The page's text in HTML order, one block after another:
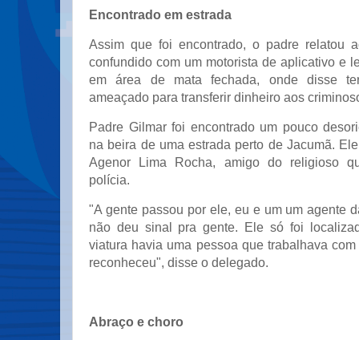
Encontrado em estrada
Assim que foi encontrado, o padre relatou
confundido com um motorista de aplicativo e
em área de mata fechada, onde disse
ameaçado para transferir dinheiro aos
Padre Gilmar foi encontrado um pouco
na beira de uma estrada perto de Jacumã.
Agenor Lima Rocha, amigo do religioso
polícia.
"A gente passou por ele, eu e um um agente
não deu sinal pra gente. Ele só foi
viatura havia uma pessoa que trabalhava
reconheceu", disse o delegado.
Abraço e choro